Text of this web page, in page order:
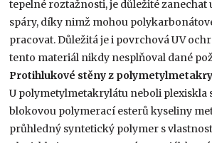
tepelné roztažnosti, je důležité zanechat
spáry, díky nimž mohou
pracovat. Důležitá je i povrchová UV
tento materiál nikdy nesplňoval dané
Protihlukové stěny z
U polymetylmetakrylátu neboli plexiskla
blokovou polymerací esterů kyseliny
průhledný syntetický polymer s